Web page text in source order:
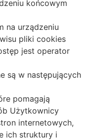
końcowym
na urządzeniu
pliki cookies
jest operator
są w następujących
pomagają
Użytkownicy
internetowych,
ich struktury i